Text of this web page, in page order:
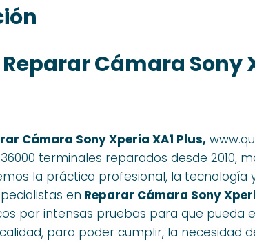
Cámara Sony
Cámara Sony Xperia XA1 Plus,
terminales reparados desde 2010,
la práctica profesional, la tecnología
en Reparar Cámara Sony
por intensas pruebas para que pueda
para poder cumplir, la necesidad